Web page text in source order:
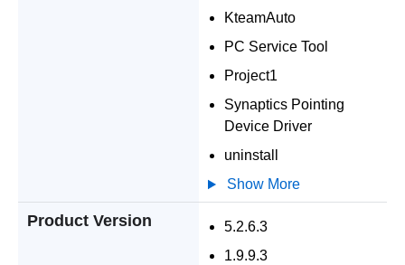
KteamAuto
PC Service Tool
Project1
Synaptics Pointing
Device Driver
uninstall
Show More
Product Version
5.2.6.3
1.9.9.3